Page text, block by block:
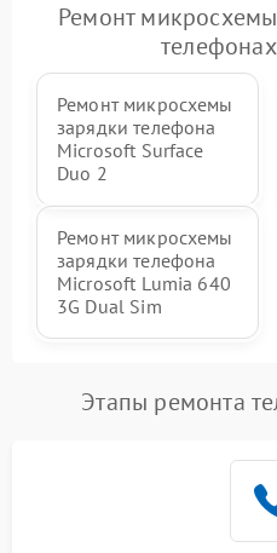
Ремонт
Ремонт микросхемы
зарядки телефона
Microsoft Surface
Duo 2
Ремонт микросхемы
зарядки телефона
Microsoft Lumia 640
3G Dual Sim
Этапы ремонта